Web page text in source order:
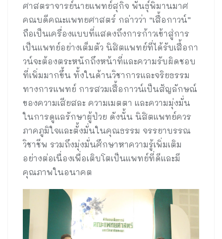
ศาสตราจารย์นายแพทย์สุกิจ พันธุ์พิมานมาศ
คณบดีคณะแพทยศาสตร์ กล่าวว่า “เสื้อกาวน์”
ถือเป็นเครื่องแบบที่แสดงถึงการก้าวเข้าสู่การ
เป็นแพทย์อย่างเต็มตัว นิสิตแพทย์ที่ได้รับเสื้อกา
วน์จะต้องตระหนักถึงหน้าที่และความรับผิดชอบ
ที่เพิ่มมากขึ้น ทั้งในด้านวิชาการและจริยธรรม
ทางการแพทย์ การสวมเสื้อกาวน์เป็นสัญลักษณ์
ของความเสียสละ ความเมตตา และความมุ่งมั่น
ในการดูแลรักษาผู้ป่วย ดังนั้น นิสิตแพทย์ควร
ภาคภูมิใจและตั้งมั่นในคุณธรรม จรรยาบรรณ
วิชาชีพ รวมถึงมุ่งมั่นศึกษาหาความรู้เพิ่มเติม
อย่างต่อเนื่องเพื่อเติบโตเป็นแพทย์ที่ดีและมี
คุณภาพในอนาคต